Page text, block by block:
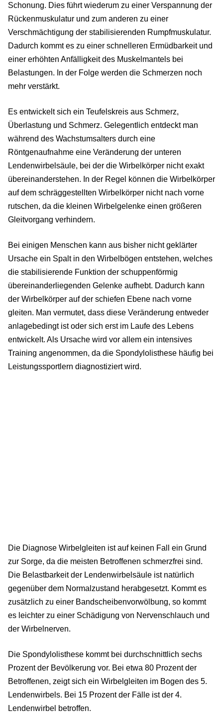
Schonung. Dies führt wiederum zu einer Verspannung der
Rückenmuskulatur und zum anderen zu einer
Verschmächtigung der stabilisierenden Rumpfmuskulatur.
Dadurch kommt es zu einer schnelleren Ermüdbarkeit und
einer erhöhten Anfälligkeit des Muskelmantels bei
Belastungen. In der Folge werden die Schmerzen noch
mehr verstärkt.
Es entwickelt sich ein Teufelskreis aus Schmerz,
Überlastung und Schmerz. Gelegentlich entdeckt man
während des Wachstumsalters durch eine
Röntgenaufnahme eine Veränderung der unteren
Lendenwirbelsäule, bei der die Wirbelkörper nicht exakt
übereinanderstehen. In der Regel können die Wirbelkörper
auf dem schräggestellten Wirbelkörper nicht nach vorne
rutschen, da die kleinen Wirbelgelenke einen größeren
Gleitvorgang verhindern.
Bei einigen Menschen kann aus bisher nicht geklärter
Ursache ein Spalt in den Wirbelbögen entstehen, welches
die stabilisierende Funktion der schuppenförmig
übereinanderliegenden Gelenke aufhebt. Dadurch kann
der Wirbelkörper auf der schiefen Ebene nach vorne
gleiten. Man vermutet, dass diese Veränderung entweder
anlagebedingt ist oder sich erst im Laufe des Lebens
entwickelt. Als Ursache wird vor allem ein intensives
Training angenommen, da die Spondylolisthese häufig bei
Leistungssportlern diagnostiziert wird.
Die Diagnose Wirbelgleiten ist auf keinen Fall ein Grund
zur Sorge, da die meisten Betroffenen schmerzfrei sind.
Die Belastbarkeit der Lendenwirbelsäule ist natürlich
gegenüber dem Normalzustand herabgesetzt. Kommt es
zusätzlich zu einer Bandscheibenvorwölbung, so kommt
es leichter zu einer Schädigung von Nervenschlauch und
der Wirbelnerven.
Die Spondylolisthese kommt bei durchschnittlich sechs
Prozent der Bevölkerung vor. Bei etwa 80 Prozent der
Betroffenen, zeigt sich ein Wirbelgleiten im Bogen des 5.
Lendenwirbels. Bei 15 Prozent der Fälle ist der 4.
Lendenwirbel betroffen.